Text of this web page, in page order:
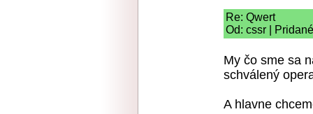
Re: Qwert
Od: cssr |
My čo sme sa
schválený
A hlavne